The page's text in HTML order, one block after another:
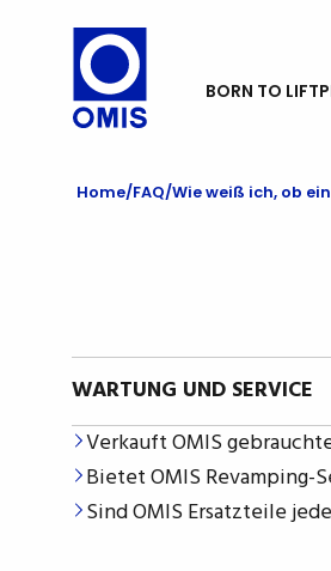
BORN TO LIFT
Home FAQ Wie weiß ich, ob
WARTUNG UND SERVICE
Verkauft OMIS
Bietet OMIS Revamping-
Sind OMIS Ersatzteile